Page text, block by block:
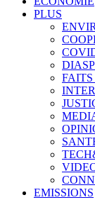
PLUS
EMISSIONS